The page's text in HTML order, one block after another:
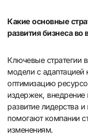
Какие основные
развития бизнеса во
Ключевые стратегии
модели с
оптимизацию
издержек, внедрение
развитие лидерства
помогают компании
изменениям.